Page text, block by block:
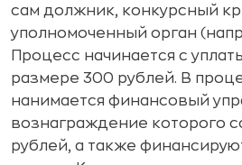
сам должник, конкурсный
уполномоченный орган
Процесс начинается с
размере 300 рублей. В
нанимается финансовый
вознаграждение которого
рублей, а также